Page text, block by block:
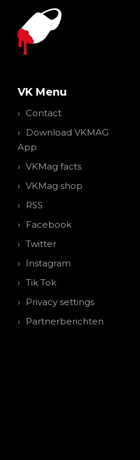
VK Menu
Contact
Download VKMAG
App
VKMag facts
VKMag shop
RSS
Facebook
Twitter
Instagram
Tik Tok
Privacy settings
Partnerberichten